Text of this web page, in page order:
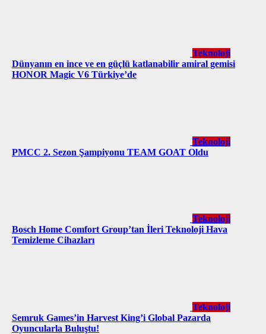
Teknoloji
Dünyanın en ince ve en güçlü katlanabilir amiral gemisi
HONOR Magic V6 Türkiye’de
Teknoloji
PMCC 2. Sezon Şampiyonu TEAM GOAT Oldu
Teknoloji
Bosch Home Comfort Group’tan İleri Teknoloji Hava
Temizleme Cihazları
Teknoloji
Semruk Games’in Harvest King’i Global Pazarda
Oyuncularla Buluştu!